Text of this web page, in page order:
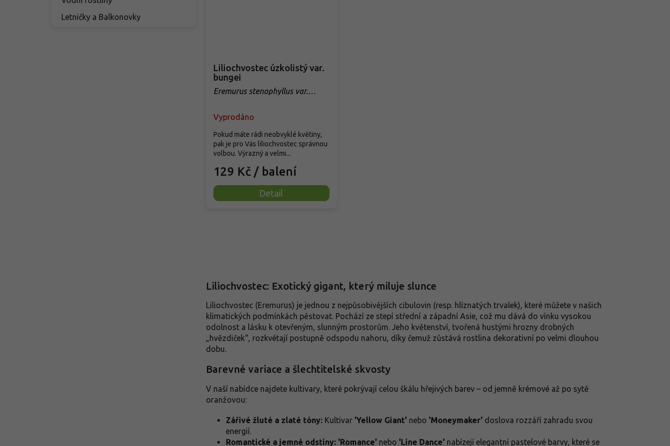
Letničky a Balkonovky
Liliochvostec úzkolistý var.
bungei
Eremurus stenophyllus var.
Vyprodáno
129 Kč / balení
Detail
Pokud máte rádi neobvyklé květiny,
pak je pro Vás liliochvostec správnou
volbou. Výrazný a velmi...
d
a
c
í
p
r
v
p
Liliochvostec: Exotický gigant, který miluje slunce
Liliochvostec (Eremurus) je jednou z nejpůsobivějších cibulovin (resp. hlíznatých trvalek), které můžete v našich
klimatických podmínkách pěstovat. Pochází ze stepí střední a západní Asie, což mu dává do vínku vysokou
odolnost a lásku k otevřeným, slunným prostorům. Jeho květenství, tvořená hustými hrozny drobných
„hvězdiček“, rozkvétají postupně odspodu nahoru, díky čemuž zůstává rostlina dekorativní po velmi dlouhou
dobu.
Barevné variace a šlechtitelské skvosty
V naší nabídce najdete kultivary, které pokrývají celou škálu hřejivých barev – od jemně krémové až po sytě
oranžovou:
Zářivé žluté a zlaté tóny: Kultivar 'Yellow Giant' nebo 'Moneymaker' doslova rozzáří zahradu svou
energií.
Romantické a jemné odstíny: 'Romance' nebo 'Line Dance' nabízejí elegantní pastelové barvy, které se